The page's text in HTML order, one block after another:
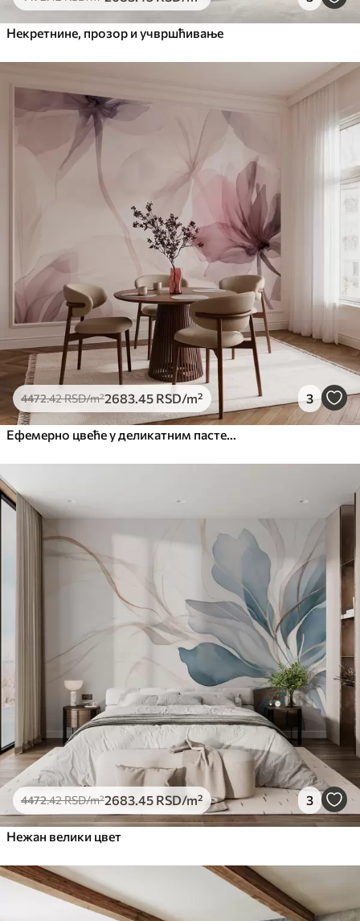
Некретнине, прозор и учвршћивање
4472.42RSD/m²2683 .45 RSD/m² 3
4472.42RSD/m²2683 .45 RSD/m² 3
Нежан велики цвет